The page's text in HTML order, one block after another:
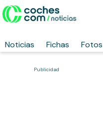
Noticias Fichas Fotos
Publicidad